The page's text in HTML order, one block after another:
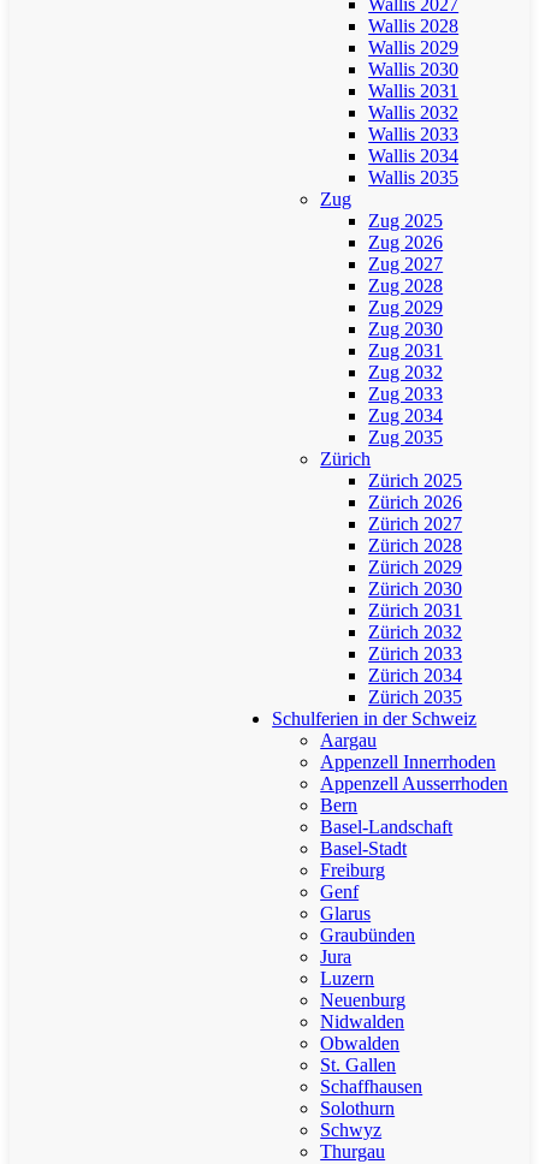
Wallis 2027
Wallis 2028
Wallis 2029
Wallis 2030
Wallis 2031
Wallis 2032
Wallis 2033
Wallis 2034
Wallis 2035
Zug
Zug 2025
Zug 2026
Zug 2027
Zug 2028
Zug 2029
Zug 2030
Zug 2031
Zug 2032
Zug 2033
Zug 2034
Zug 2035
Zürich
Zürich 2025
Zürich 2026
Zürich 2027
Zürich 2028
Zürich 2029
Zürich 2030
Zürich 2031
Zürich 2032
Zürich 2033
Zürich 2034
Zürich 2035
Schulferien in der Schweiz
Aargau
Appenzell Innerrhoden
Appenzell Ausserrhoden
Bern
Basel-Landschaft
Basel-Stadt
Freiburg
Genf
Glarus
Graubünden
Jura
Luzern
Neuenburg
Nidwalden
Obwalden
St. Gallen
Schaffhausen
Solothurn
Schwyz
Thurgau